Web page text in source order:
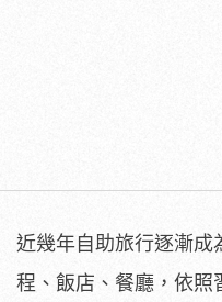
近幾年自助旅行逐漸成
程、飯店、餐廳，依照